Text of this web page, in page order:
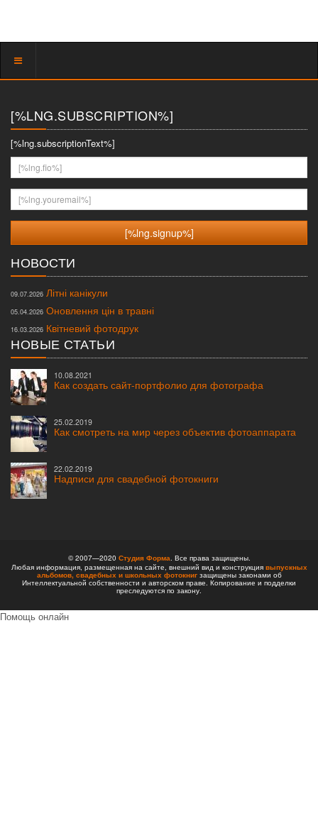
Показать
[%LNG.SUBSCRIPTION%]
[%lng.subscriptionText%]
[%lng.fio%]
[%lng.youremail%]
НОВОСТИ
09.07.2026 Літні канікули
05.04.2026 Оновлення цін в травні
16.03.2026 Квітневий фотодрук
НОВЫЕ СТАТЬИ
10.08.2021
Как создать сайт-портфолио для фотографа
25.02.2019
Как смотреть на мир через объектив фотоаппарата
22.02.2019
Надписи для свадебной фотокниги
© 2007—2020 Студия Форма . Все права защищены.
Любая информация, размещенная на сайте, внешний вид и конструкция выпускных
альбомов, свадебных и школьных фотокнигзащищены законами об
Интеллектуальной собственности и авторском праве. Копирование и подделки
преследуются по закону.
Помощь онлайн